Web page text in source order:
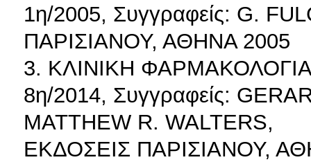
1η/2005, Συγγραφείς: G.
ΠΑΡΙΣΙΑΝΟΥ, ΑΘΗΝΑ 2005
3. ΚΛΙΝΙΚΗ
8η/2014, Συγγραφείς:
MATTHEW R. WALTERS,
ΕΚΔΟΣΕΙΣ ΠΑΡΙΣΙΑΝΟΥ,